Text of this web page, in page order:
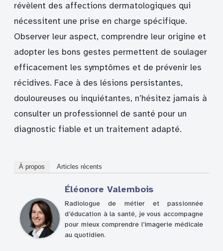
révèlent des affections dermatologiques qui
nécessitent une prise en charge spécifique.
Observer leur aspect, comprendre leur origine et
adopter les bons gestes permettent de soulager
efficacement les symptômes et de prévenir les
récidives. Face à des lésions persistantes,
douloureuses ou inquiétantes, n’hésitez jamais à
consulter un professionnel de santé pour un
diagnostic fiable et un traitement adapté.
À propos Articles récents
Éléonore Valembois
Radiologue de métier et passionnée
d’éducation à la santé, je vous accompagne
pour mieux comprendre l’imagerie médicale
au quotidien.